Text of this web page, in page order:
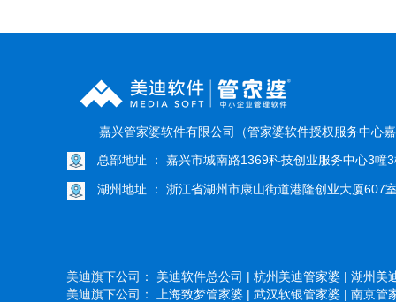
嘉兴管家婆软件有限公司（管家婆软件授权服务中心
总部地址 ： 嘉兴市城南路1369科技创业服务中心3幢
湖州地址 ： 浙江省湖州市康山街道港隆创业大厦607
美迪旗下公司： 美迪软件总公司 | 杭州美迪管家婆 | 湖州美
美迪旗下公司：
上海致梦管家婆 | 武汉软银管家婆 | 南京管